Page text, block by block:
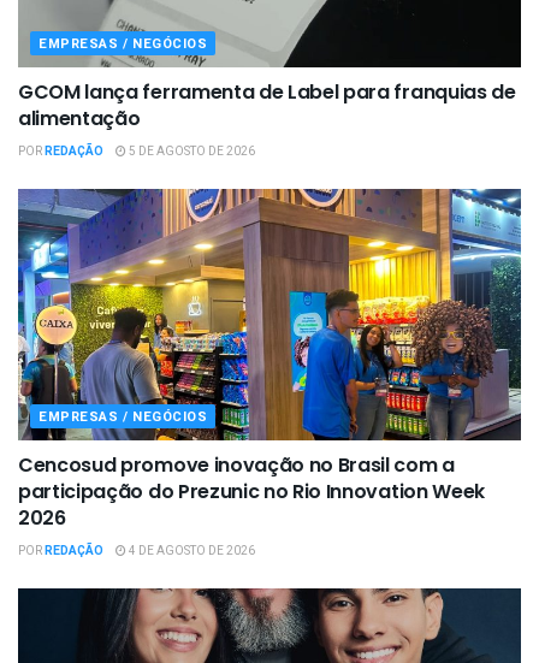
EMPRESAS / NEGÓCIOS
GCOM lança ferramenta de Label para franquias de
alimentação
PORREDAÇÃO 5 DE AGOSTO DE 2026
EMPRESAS / NEGÓCIOS
Cencosud promove inovação no Brasil com a
participação do Prezunic no Rio Innovation Week
2026
PORREDAÇÃO 4 DE AGOSTO DE 2026